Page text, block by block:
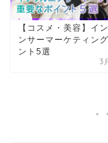
【コスメ・美容】イ
ンサーマーケティン
ント5選
3